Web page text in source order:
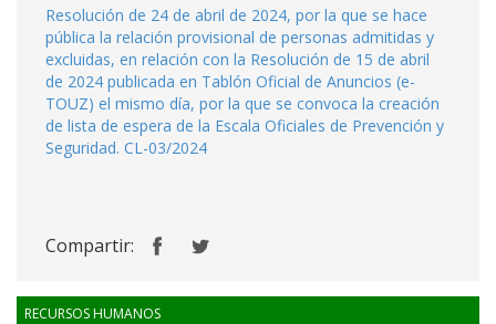
Resolución de 24 de abril de 2024, por la que se hace
pública la relación provisional de personas admitidas y
excluidas, en relación con la Resolución de 15 de abril
de 2024 publicada en Tablón Oficial de Anuncios (e-
TOUZ) el mismo día, por la que se convoca la creación
de lista de espera de la Escala Oficiales de Prevención y
Seguridad. CL-03/2024
Compartir:
RECURSOS HUMANOS